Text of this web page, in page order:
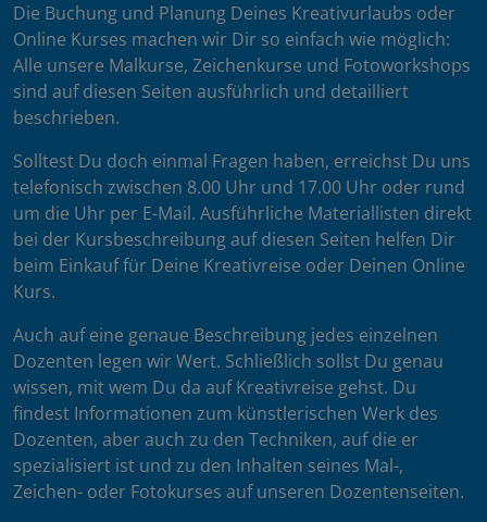
Die Buchung und Planung Deines Kreativurlaubs oder
Online Kurses machen wir Dir so einfach wie möglich:
Alle unsere Malkurse, Zeichenkurse und Fotoworkshops
sind auf diesen Seiten ausführlich und detailliert
beschrieben.
Solltest Du doch einmal Fragen haben, erreichst Du uns
telefonisch zwischen 8.00 Uhr und 17.00 Uhr oder rund
um die Uhr per E-Mail. Ausführliche Materiallisten direkt
bei der Kursbeschreibung auf diesen Seiten helfen Dir
beim Einkauf für Deine Kreativreise oder Deinen Online
Kurs.
Auch auf eine genaue Beschreibung jedes einzelnen
Dozenten legen wir Wert. Schließlich sollst Du genau
wissen, mit wem Du da auf Kreativreise gehst. Du
findest Informationen zum künstlerischen Werk des
Dozenten, aber auch zu den Techniken, auf die er
spezialisiert ist und zu den Inhalten seines Mal-,
Zeichen- oder Fotokurses auf unseren Dozentenseiten.